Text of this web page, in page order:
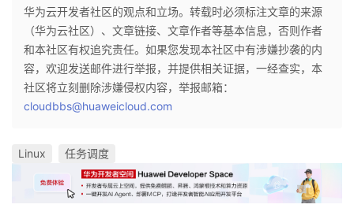
华为云开发者社区的观点和立场。转载时必须标注文章的来源
（华为云社区）、文章链接、文章作者等基本信息，否则作者
和本社区有权追究责任。如果您发现本社区中有涉嫌抄袭的内
容，欢迎发送邮件进行举报，并提供相关证据，一经查实，本
社区将立刻删除涉嫌侵权内容，举报邮箱：
cloudbbs@huaweicloud.com
Linux 任务调度